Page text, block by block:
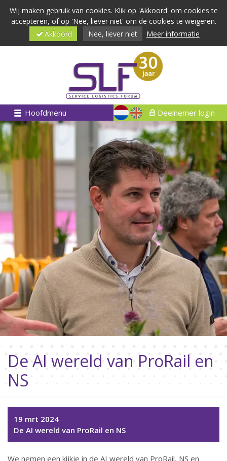
Wij maken gebruik van cookies. Klik op 'Akkoord' om cookies te
accepteren, of op 'Nee, liever niet' om de cookies te weigeren.
Akkoord
Nee, liever niet Meer informatie
Hoofdmenu Deelnemer login
De AI wereld van ProRail en
NS
19 mrt 2024
De AI wereld van ProRail en NS
We nemen een kijkje in de AI wereld van ProRail, NS en